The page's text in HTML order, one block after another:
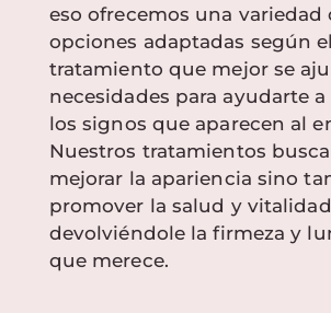
eso ofrecemos una variedad
opciones adaptadas según
tratamiento que mejor se
necesidades para ayudarte
los signos que aparecen al
Nuestros tratamientos
mejorar la apariencia sino
promover la salud y
devolviéndole la firmeza y
que merece.